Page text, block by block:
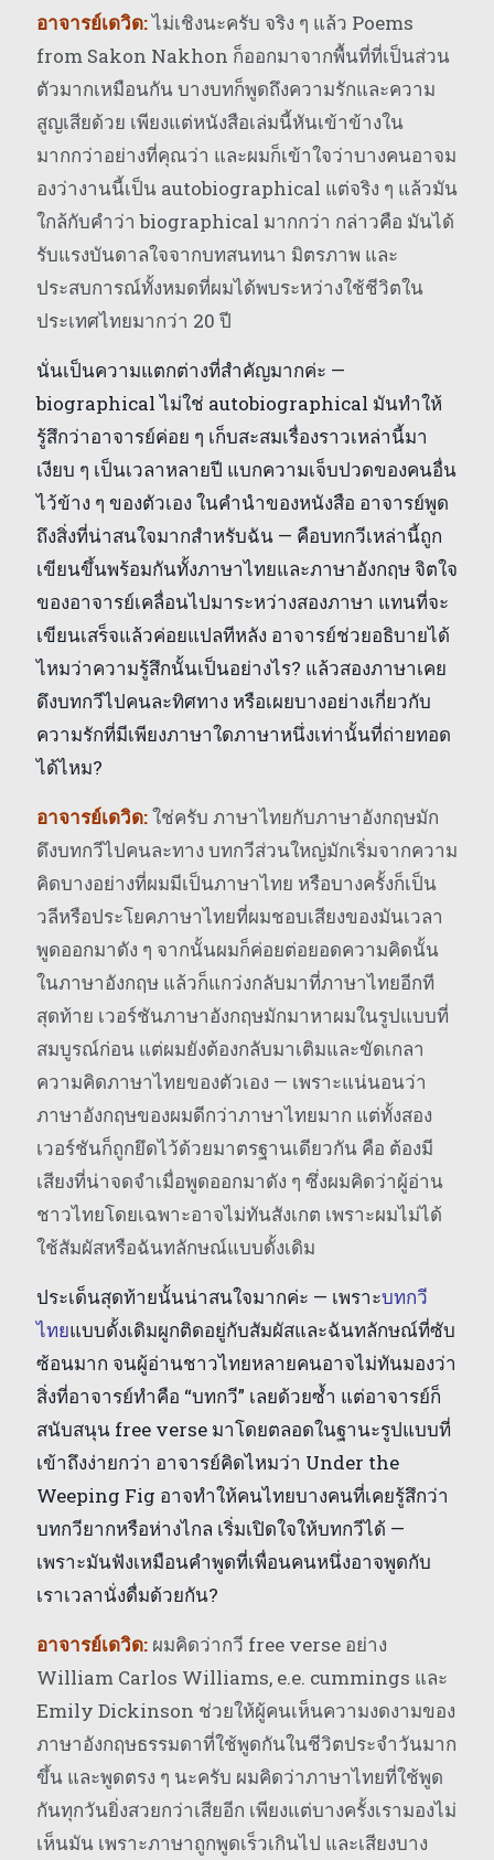
อาจารย์เดวิด:ไม่เชิงนะครับ จริง ๆ แล้ว Poems
from Sakon Nakhon ก็ออกมาจากพื้นที่ที่เป็นส่วน
ตัวมากเหมือนกัน บางบทก็พูดถึงความรักและความ
สูญเสียด้วย เพียงแต่หนังสือเล่มนี้หันเข้าข้างใน
มากกว่าอย่างที่คุณว่า และผมก็เข้าใจว่าบางคนอาจม
องว่างานนี้เป็น autobiographical แต่จริง ๆ แล้วมัน
ใกล้กับคำว่า biographical มากกว่า กล่าวคือ มันได้
รับแรงบันดาลใจจากบทสนทนา มิตรภาพ และ
ประสบการณ์ทั้งหมดที่ผมได้พบระหว่างใช้ชีวิตใน
ประเทศไทยมากว่า 20 ปี
นั่นเป็นความแตกต่างที่สำคัญมากค่ะ —
biographical ไม่ใช่ autobiographical มันทำให้
รู้สึกว่าอาจารย์ค่อย ๆ เก็บสะสมเรื่องราวเหล่านี้มา
เงียบ ๆ เป็นเวลาหลายปี แบกความเจ็บปวดของคนอื่น
ไว้ข้าง ๆ ของตัวเอง ในคำนำของหนังสือ อาจารย์พูด
ถึงสิ่งที่น่าสนใจมากสำหรับฉัน — คือบทกวีเหล่านี้ถูก
เขียนขึ้นพร้อมกันทั้งภาษาไทยและภาษาอังกฤษ จิตใจ
ของอาจารย์เคลื่อนไปมาระหว่างสองภาษา แทนที่จะ
เขียนเสร็จแล้วค่อยแปลทีหลัง อาจารย์ช่วยอธิบายได้
ไหมว่าความรู้สึกนั้นเป็นอย่างไร? แล้วสองภาษาเคย
ดึงบทกวีไปคนละทิศทาง หรือเผยบางอย่างเกี่ยวกับ
ความรักที่มีเพียงภาษาใดภาษาหนึ่งเท่านั้นที่ถ่ายทอด
ได้ไหม?
อาจารย์เดวิด:ใช่ครับ ภาษาไทยกับภาษาอังกฤษมัก
ดึงบทกวีไปคนละทาง บทกวีส่วนใหญ่มักเริ่มจากความ
คิดบางอย่างที่ผมมีเป็นภาษาไทย หรือบางครั้งก็เป็น
วลีหรือประโยคภาษาไทยที่ผมชอบเสียงของมันเวลา
พูดออกมาดัง ๆ จากนั้นผมก็ค่อยต่อยอดความคิดนั้น
ในภาษาอังกฤษ แล้วก็แกว่งกลับมาที่ภาษาไทยอีกที
สุดท้าย เวอร์ชันภาษาอังกฤษมักมาหาผมในรูปแบบที่
สมบูรณ์ก่อน แต่ผมยังต้องกลับมาเติมและขัดเกลา
ความคิดภาษาไทยของตัวเอง — เพราะแน่นอนว่า
ภาษาอังกฤษของผมดีกว่าภาษาไทยมาก แต่ทั้งสอง
เวอร์ชันก็ถูกยึดไว้ด้วยมาตรฐานเดียวกัน คือ ต้องมี
เสียงที่น่าจดจำเมื่อพูดออกมาดัง ๆ ซึ่งผมคิดว่าผู้อ่าน
ชาวไทยโดยเฉพาะอาจไม่ทันสังเกต เพราะผมไม่ได้
ใช้สัมผัสหรือฉันทลักษณ์แบบดั้งเดิม
ประเด็นสุดท้ายนั้นน่าสนใจมากค่ะ — เพราะบทกวี
ไทยแบบดั้งเดิมผูกติดอยู่กับสัมผัสและฉันทลักษณ์ที่ซับ
ซ้อนมาก จนผู้อ่านชาวไทยหลายคนอาจไม่ทันมองว่า
สิ่งที่อาจารย์ทำคือ “บทกวี” เลยด้วยซ้ำ แต่อาจารย์ก็
สนับสนุน free verse มาโดยตลอดในฐานะรูปแบบที่
เข้าถึงง่ายกว่า อาจารย์คิดไหมว่า Under the
Weeping Fig อาจทำให้คนไทยบางคนที่เคยรู้สึกว่า
บทกวียากหรือห่างไกล เริ่มเปิดใจให้บทกวีได้ —
เพราะมันฟังเหมือนคำพูดที่เพื่อนคนหนึ่งอาจพูดกับ
เราเวลานั่งดื่มด้วยกัน?
อาจารย์เดวิด: ผมคิดว่ากวี free verse อย่าง
William Carlos Williams, e.e. cummings และ
Emily Dickinson ช่วยให้ผู้คนเห็นความงดงามของ
ภาษาอังกฤษธรรมดาที่ใช้พูดกันในชีวิตประจำวันมาก
ขึ้น และพูดตรง ๆ นะครับ ผมคิดว่าภาษาไทยที่ใช้พูด
กันทุกวันยิ่งสวยกว่าเสียอีก เพียงแต่บางครั้งเรามองไม่
เห็นมัน เพราะภาษาถูกพูดเร็วเกินไป และเสียงบาง